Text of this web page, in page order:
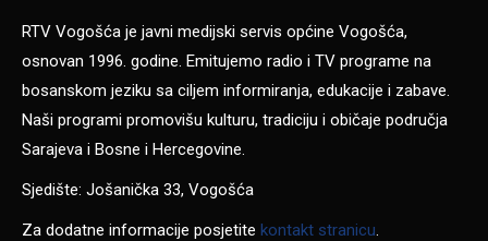
RTV Vogošća je javni medijski servis općine Vogošća,
osnovan 1996. godine. Emitujemo radio i TV programe na
bosanskom jeziku sa ciljem informiranja, edukacije i zabave.
Naši programi promovišu kulturu, tradiciju i običaje područja
Sarajeva i Bosne i Hercegovine.
Sjedište: Jošanička 33, Vogošća
Za dodatne informacije posjetite kontakt stranicu.